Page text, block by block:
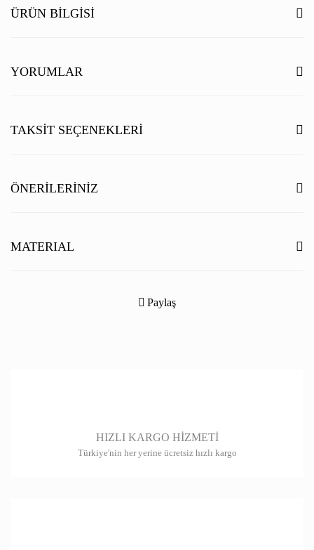
ÜRÜN BILGISI
YORUMLAR
Bu ürüne ilk yorumu siz yapın!
TAKSIT SEÇENEKLERI
ÖNERILERINIZ
iletebilirsiniz.
Ürün resmi kalitesiz, bozuk veya görüntülenemiyor.
MATERIAL
Paylaş
HIZLI KARGO HİZMETİ
Türkiye'nin her yerine ücretsiz hızlı kargo